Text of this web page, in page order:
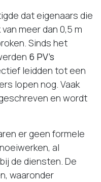
dat eigenaars die
meer dan 0,5 m
Sinds het
6 PV’s
leidden tot een
lopen nog. Vaak
en wordt
er geen formele
al
de diensten. De
waaronder